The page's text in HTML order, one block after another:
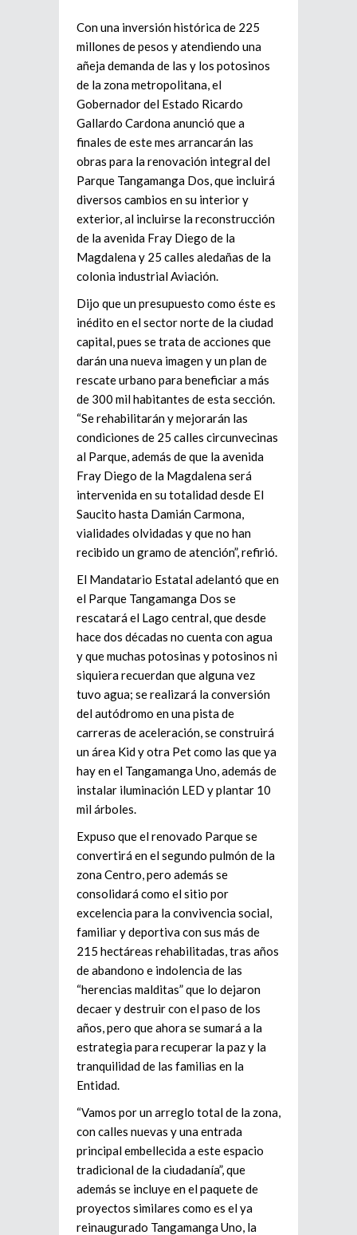
Con una inversión histórica de 225
millones de pesos y atendiendo una
añeja demanda de las y los potosinos
de la zona metropolitana, el
Gobernador del Estado Ricardo
Gallardo Cardona anunció que a
finales de este mes arrancarán las
obras para la renovación integral del
Parque Tangamanga Dos, que incluirá
diversos cambios en su interior y
exterior, al incluirse la reconstrucción
de la avenida Fray Diego de la
Magdalena y 25 calles aledañas de la
colonia industrial Aviación.
Dijo que un presupuesto como éste es
inédito en el sector norte de la ciudad
capital, pues se trata de acciones que
darán una nueva imagen y un plan de
rescate urbano para beneficiar a más
de 300 mil habitantes de esta sección.
“Se rehabilitarán y mejorarán las
condiciones de 25 calles circunvecinas
al Parque, además de que la avenida
Fray Diego de la Magdalena será
intervenida en su totalidad desde El
Saucito hasta Damián Carmona,
vialidades olvidadas y que no han
recibido un gramo de atención”, refirió.
El Mandatario Estatal adelantó que en
el Parque Tangamanga Dos se
rescatará el Lago central, que desde
hace dos décadas no cuenta con agua
y que muchas potosinas y potosinos ni
siquiera recuerdan que alguna vez
tuvo agua; se realizará la conversión
del autódromo en una pista de
carreras de aceleración, se construirá
un área Kid y otra Pet como las que ya
hay en el Tangamanga Uno, además de
instalar iluminación LED y plantar 10
mil árboles.
Expuso que el renovado Parque se
convertirá en el segundo pulmón de la
zona Centro, pero además se
consolidará como el sitio por
excelencia para la convivencia social,
familiar y deportiva con sus más de
215 hectáreas rehabilitadas, tras años
de abandono e indolencia de las
“herencias malditas” que lo dejaron
decaer y destruir con el paso de los
años, pero que ahora se sumará a la
estrategia para recuperar la paz y la
tranquilidad de las familias en la
Entidad.
“Vamos por un arreglo total de la zona,
con calles nuevas y una entrada
principal embellecida a este espacio
tradicional de la ciudadanía”, que
además se incluye en el paquete de
proyectos similares como es el ya
reinaugurado Tangamanga Uno, la